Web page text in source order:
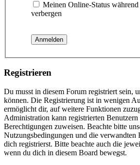
Meinen Online-Status
verbergen
Registrieren
Du musst in diesem Forum registriert sein,
können. Die Registrierung ist in wenigen
ermöglicht dir, auf weitere Funktionen
Administration kann registrierten Benutzern
Berechtigungen zuweisen. Beachte bitte
Nutzungsbedingungen und die verwandten
dich registrierst. Bitte beachte auch die
wenn du dich in diesem Board bewegst.